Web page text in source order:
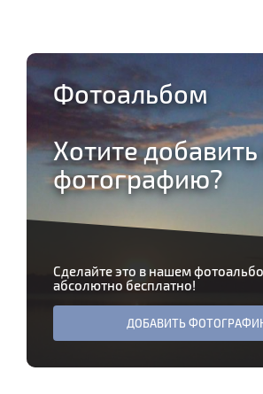
Фотоальбом
Хотите
фотографию?
Сделайте это в нашем
абсолютно бесплатно!
ДОБАВИТЬ